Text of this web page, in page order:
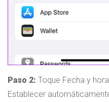
Paso 2: Toque Fecha y
Establecer